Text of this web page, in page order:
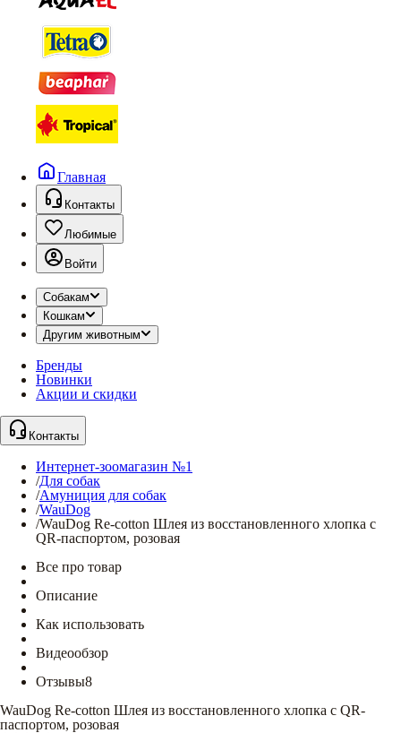
Главная
Контакты
Любимые
Войти
Собакам
Кошкам
Другим животным
Бренды
Новинки
Акции и скидки
Контакты
Интернет-зоомагазин №1
/Для собак
/Амуниция для собак
/WauDog
/WauDog Re-cotton Шлея из восстановленного хлопка с
QR-паспортом, розовая
Все про товар
Описание
Как использовать
Видеообзор
Отзывы8
WauDog Re-cotton Шлея из восстановленного хлопка с QR-
паспортом, розовая